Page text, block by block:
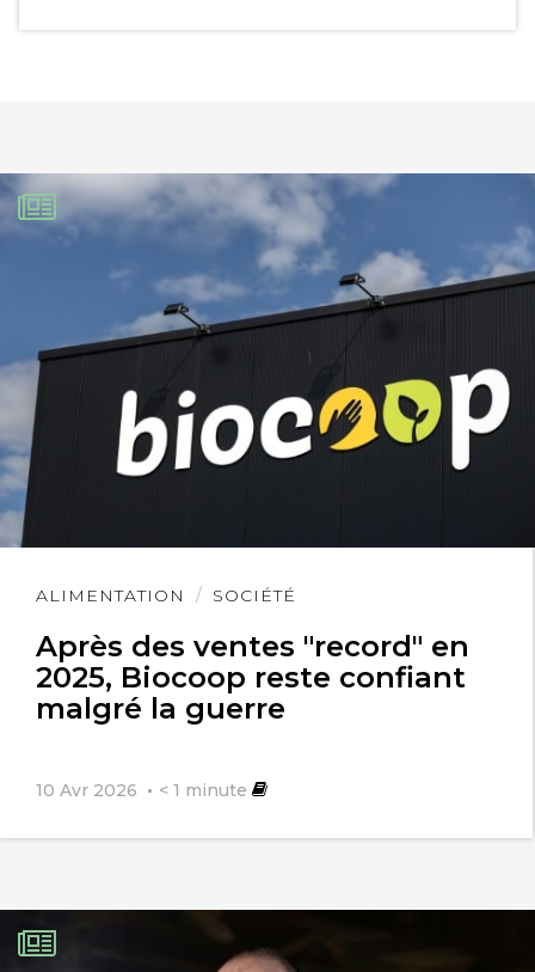
ALIMENTATION SOCIÉTÉ
Après des ventes "record" en
2025, Biocoop reste confiant
malgré la guerre
10 Avr 2026 < 1 minute
Lire